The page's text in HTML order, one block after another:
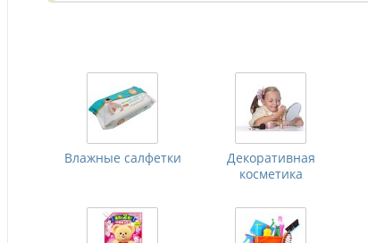
Влажные салфетки
Декоративная
косметика